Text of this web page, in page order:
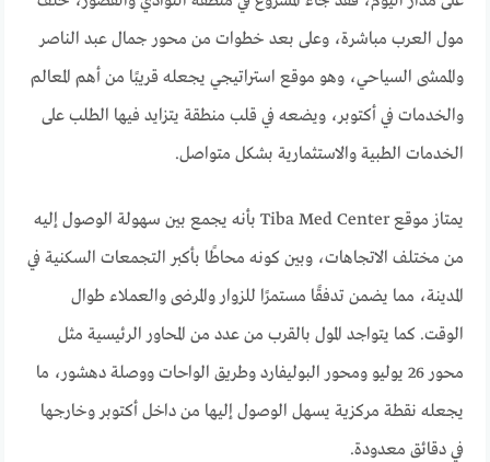
مول العرب مباشرة، وعلى بعد خطوات من محور جمال عبد الناصر
والممشى السياحي، وهو موقع استراتيجي يجعله قريبًا من أهم المعالم
والخدمات في أكتوبر، ويضعه في قلب منطقة يتزايد فيها الطلب على
الخدمات الطبية والاستثمارية بشكل متواصل.
يمتاز موقع Tiba Med Center بأنه يجمع بين سهولة الوصول إليه
من مختلف الاتجاهات، وبين كونه محاطًا بأكبر التجمعات السكنية في
المدينة، مما يضمن تدفقًا مستمرًا للزوار والمرضى والعملاء طوال
الوقت. كما يتواجد المول بالقرب من عدد من المحاور الرئيسية مثل
محور 26 يوليو ومحور البوليفارد وطريق الواحات ووصلة دهشور، ما
يجعله نقطة مركزية يسهل الوصول إليها من داخل أكتوبر وخارجها
في دقائق معدودة.